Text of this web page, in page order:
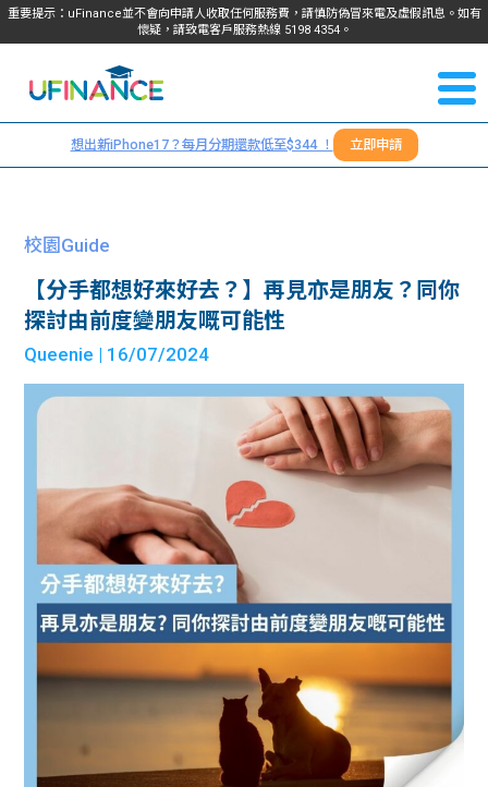
重要提示：uFinance並不會向申請人收取任何服務費，請慎防偽冒來電及虛假訊息。如有
懷疑，請致電客戶服務熱線 5198 4354。
我們
服務
學生
貸款
貸款
計算
學生
分享
大學
學生
資訊
Blog
大專
工推
搵工
Gui
常見
問題
福利
uFina
nce
校園
聯絡
我們
們
＋
想出新iPhone17？每月分期還款低至$344 ！ 立即申請
校園Guide
【分手都想好來好去？】再見亦是朋友？同你
探討由前度變朋友嘅可能性
Queenie | 16/07/2024